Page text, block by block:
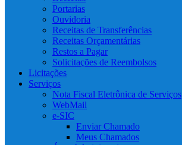
Portarias
Ouvidoria
Receitas de Transferências
Receitas Orçamentárias
Restos a Pagar
Solicitações de Reembolsos
Licitações
Serviços
Nota Fiscal Eletrônica de Serviços
WebMail
e-SIC
Enviar Chamado
Meus Chamados